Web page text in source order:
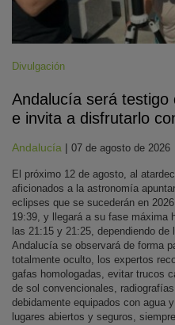
Divulgación
Andalucía será testigo
e invita a disfrutarlo
Andalucía | 07 de agosto de 2026
El próximo 12 de agosto, al
aficionados a la astronomía
eclipses que se sucederán en
19:39, y llegará a su fase máxima
las 21:15 y 21:25, dependiendo
Andalucía se observará de forma
totalmente oculto, los expertos
gafas homologadas, evitar trucos
de sol convencionales,
debidamente equipados con agua
lugares abiertos y seguros,